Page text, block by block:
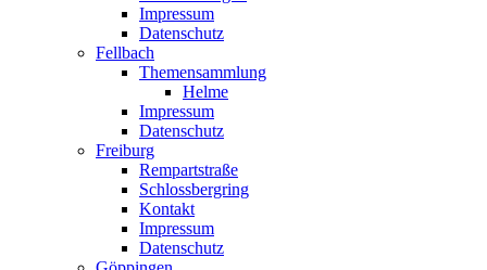
Impressum
Datenschutz
Fellbach
Themensammlung
Helme
Impressum
Datenschutz
Freiburg
Rempartstraße
Schlossbergring
Kontakt
Impressum
Datenschutz